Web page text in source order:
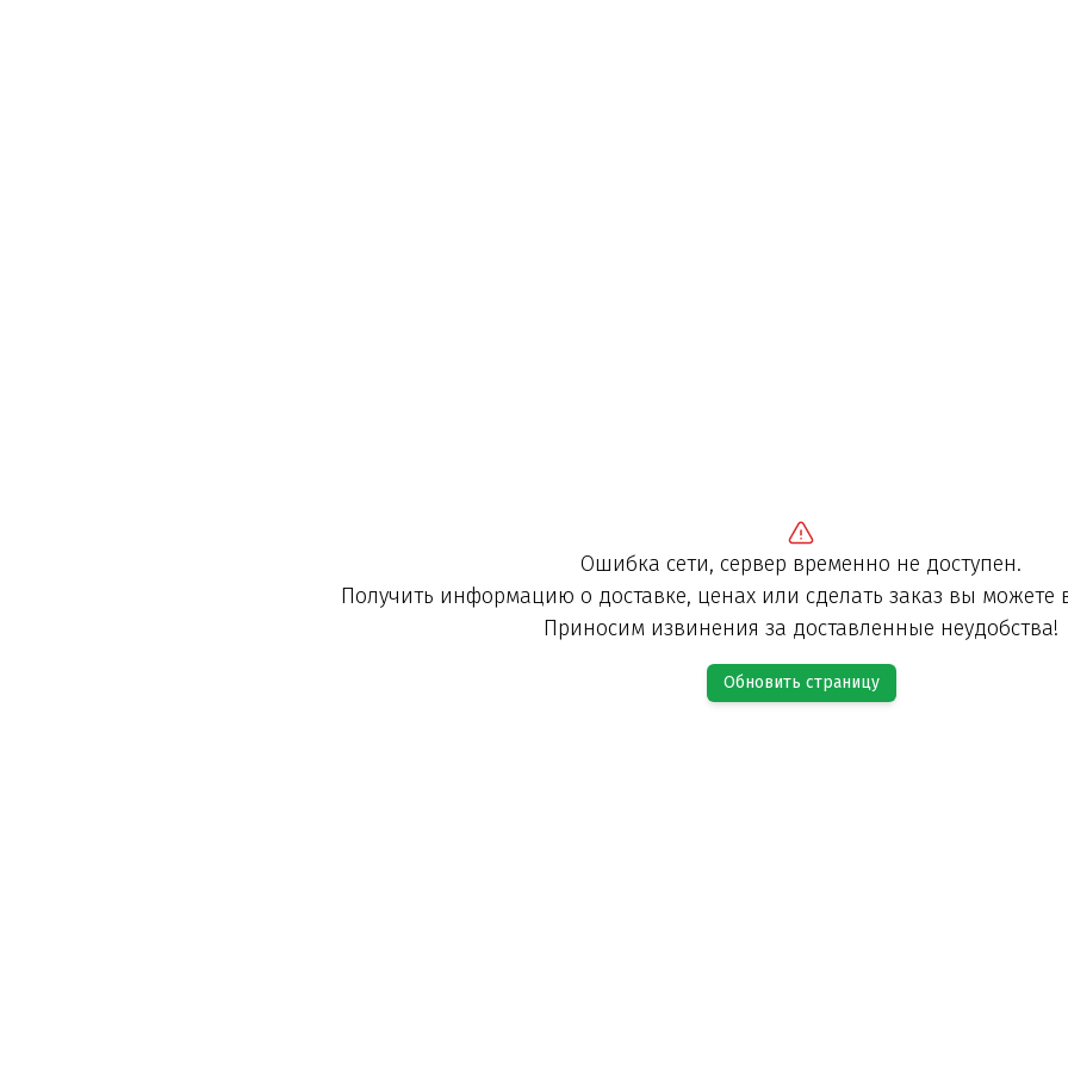
Ошибка сети, сервер временно не доступен.
Получить информацию о доставке, ценах или сделать заказ вы можете
Приносим извинения за доставленные неудобства!
Обновить страницу